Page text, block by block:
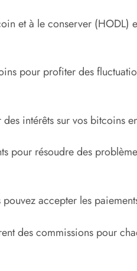
et à le conserver (HODL)
pour profiter des
intérêts sur vos bitcoins
pour résoudre des
accepter les
des commissions pour